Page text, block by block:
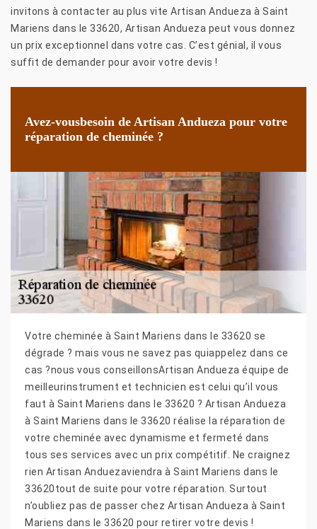
invitons à contacter au plus vite Artisan Andueza à Saint
Mariens dans le 33620, Artisan Andueza peut vous donnez
un prix exceptionnel dans votre cas. C’est génial, il vous
suffit de demander pour avoir votre devis !
Avez-vousbesoin de Artisan Andueza pour votre
réparation de cheminée ?
Votre cheminée à Saint Mariens dans le 33620 se
dégrade ? mais vous ne savez pas quiappelez dans ce
cas ?nous vous conseillonsArtisan Andueza équipe de
meilleurinstrument et technicien est celui qu’il vous
faut à Saint Mariens dans le 33620 ? Artisan Andueza
à Saint Mariens dans le 33620 réalise la réparation de
votre cheminée avec dynamisme et fermeté dans
tous ses services avec un prix compétitif. Ne craignez
rien Artisan Anduezaviendra à Saint Mariens dans le
33620tout de suite pour votre réparation. Surtout
n’oubliez pas de passer chez Artisan Andueza à Saint
Mariens dans le 33620 pour retirer votre devis !